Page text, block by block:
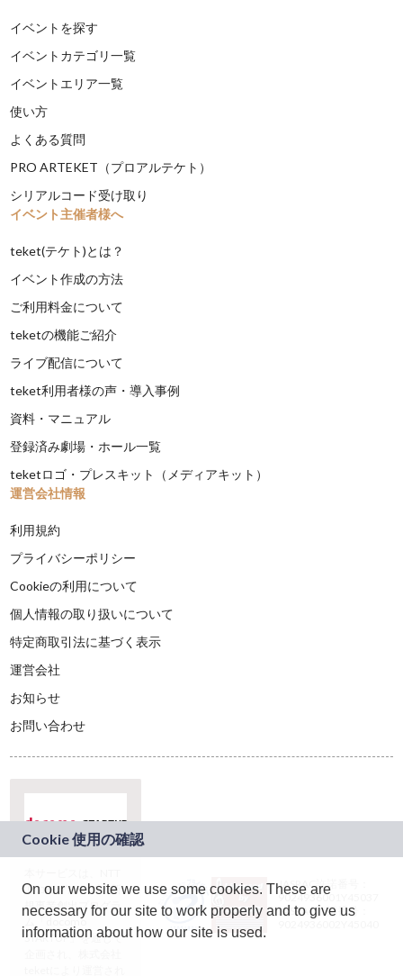
イベントを探す
イベントカテゴリ一覧
イベントエリア一覧
使い方
よくある質問
PRO ARTEKET（プロアルテケト）
シリアルコード受け取り
イベント主催者様へ
teket(テケト)とは？
イベント作成の方法
ご利用料金について
teketの機能ご紹介
ライブ配信について
teket利用者様の声・導入事例
資料・マニュアル
登録済み劇場・ホール一覧
teketロゴ・プレスキット（メディアキット）
運営会社情報
利用規約
プライバシーポリシー
Cookieの利用について
個人情報の取り扱いについて
特定商取引法に基づく表示
運営会社
お知らせ
お問い合わせ
ドコモグループの新
規事業創出プログラ
ム「docomo
STARTUP」を通じて
JASRAC許諾番号：
9024936001Y45037
JASRAC許諾番号：
On our website we use some cookies. These are
necessary for our site to work properly and to give us
information about how our site is used.